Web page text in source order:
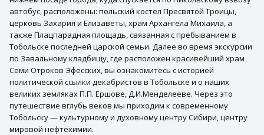
автобус, расположены: польский костел Пресвятой Троицы,
церковь Захария и Елизаветы, храм Архангела Михаила, а
также Плацпарадная площадь, связанная с пребыванием в
Тобольске последней царской семьи. Далее во время экскурсии
по Завальному кладбищу, где расположен красивейший храм
Семи Отроков Эфесских, вы ознакомитесь с историей
политической ссылки декабристов в Тобольске и о наших
великих земляках П.П. Ершове, Д.И.Менделееве. Через это
путешествие вглубь веков мы приходим к современному
Тобольску — культурному и духовному центру Сибири, центру
мировой нефтехимии.